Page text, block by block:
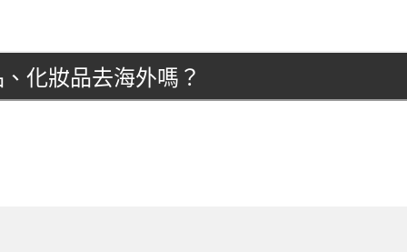
化妝品去海外嗎？